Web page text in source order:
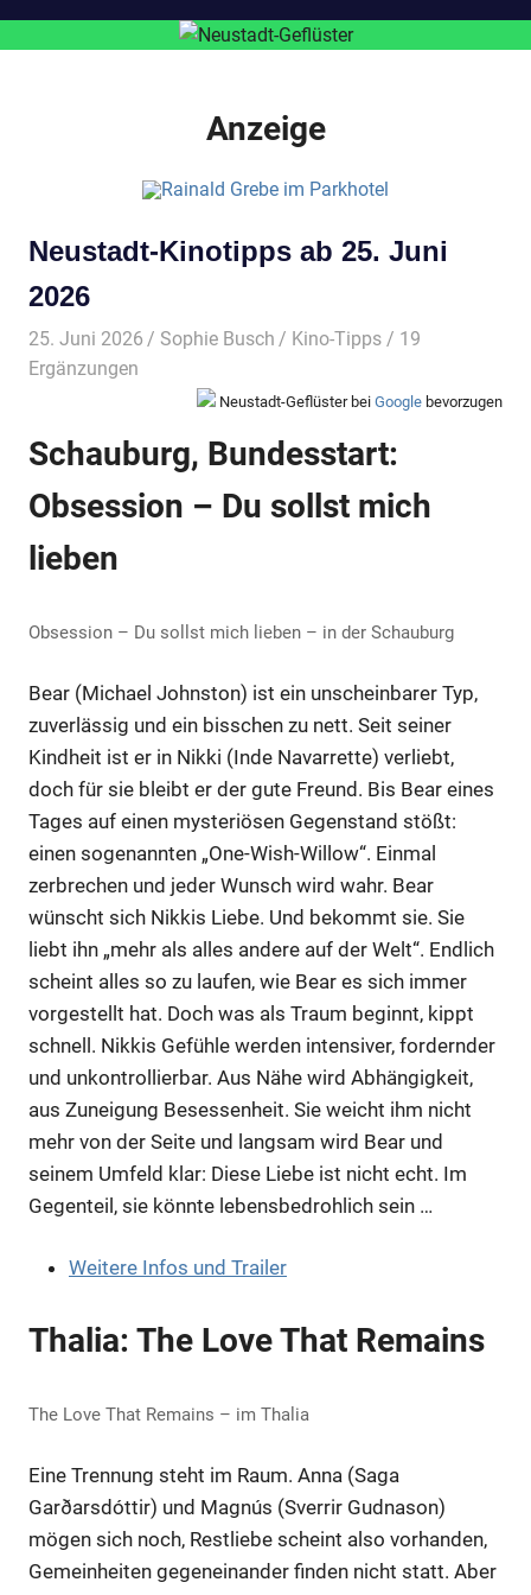
Anzeige
Neustadt-Kinotipps ab 25. Juni
2026
25. Juni 2026 Sophie Busch Kino-Tipps / 19
Ergänzungen
Neustadt-Geflüster bei Google bevorzugen
Schauburg, Bundesstart:
Obsession – Du sollst mich
lieben
Obsession – Du sollst mich lieben – in der Schauburg
Bear (Michael Johnston) ist ein unscheinbarer Typ,
zuverlässig und ein bisschen zu nett. Seit seiner
Kindheit ist er in Nikki (Inde Navarrette) verliebt,
doch für sie bleibt er der gute Freund. Bis Bear eines
Tages auf einen mysteriösen Gegenstand stößt:
einen sogenannten „One-Wish-Willow“. Einmal
zerbrechen und jeder Wunsch wird wahr. Bear
wünscht sich Nikkis Liebe. Und bekommt sie. Sie
liebt ihn „mehr als alles andere auf der Welt“. Endlich
scheint alles so zu laufen, wie Bear es sich immer
vorgestellt hat. Doch was als Traum beginnt, kippt
schnell. Nikkis Gefühle werden intensiver, fordernder
und unkontrollierbar. Aus Nähe wird Abhängigkeit,
aus Zuneigung Besessenheit. Sie weicht ihm nicht
mehr von der Seite und langsam wird Bear und
seinem Umfeld klar: Diese Liebe ist nicht echt. Im
Gegenteil, sie könnte lebensbedrohlich sein …
Weitere Infos und Trailer
Thalia: The Love That Remains
The Love That Remains – im Thalia
Eine Trennung steht im Raum. Anna (Saga
Garðarsdóttir) und Magnús (Sverrir Gudnason)
mögen sich noch, Restliebe scheint also vorhanden,
Gemeinheiten gegeneinander finden nicht statt. Aber